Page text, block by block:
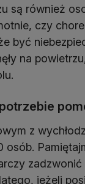
są również
czy
być
na
z
osób.
zadzwonić
jeżeli